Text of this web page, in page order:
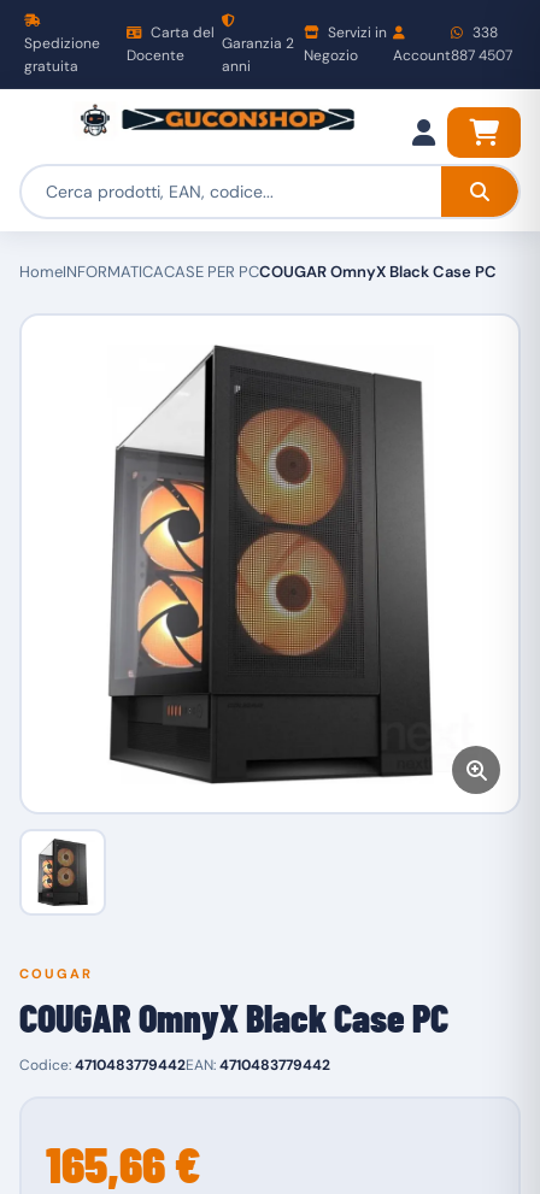
Spedizione
gratuita
Carta del
Docente
Garanzia 2
anni
Servizi in
Negozio
Account
338
887 4507
HomeINFORMATICACASE PER PCCOUGAR OmnyX Black Case PC
COUGAR
COUGAR OmnyX Black Case PC
Codice:4710483779442EAN:4710483779442
165,66 €